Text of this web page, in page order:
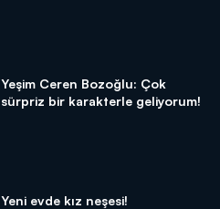
Yeşim Ceren Bozoğlu: Çok
sürpriz bir karakterle geliyorum!
Yeni evde kız neşesi!